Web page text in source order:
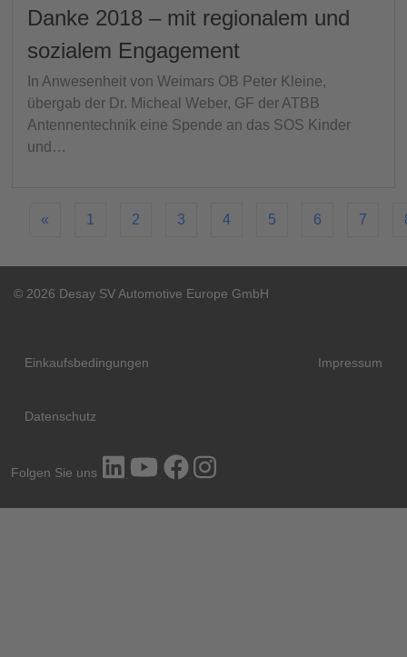
Danke 2018 – mit regionalem und
sozialem Engagement
In Anwesenheit von Weimars OB Peter Kleine,
übergab der Dr. Micheal Weber, GF der ATBB
Antennentechnik eine Spende an das SOS Kinder
und…
« 1 2 3 4 5 6 7
© 2026 Desay SV Automotive Europe GmbH
Einkaufsbedingungen Impressum
Datenschutz
Folgen Sie uns